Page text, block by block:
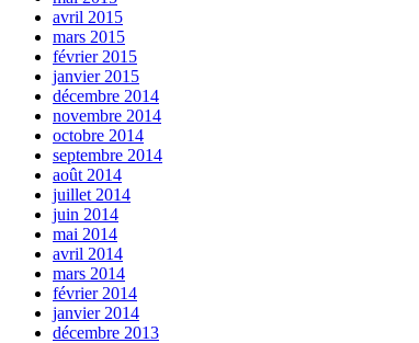
avril 2015
mars 2015
février 2015
janvier 2015
décembre 2014
novembre 2014
octobre 2014
septembre 2014
août 2014
juillet 2014
juin 2014
mai 2014
avril 2014
mars 2014
février 2014
janvier 2014
décembre 2013